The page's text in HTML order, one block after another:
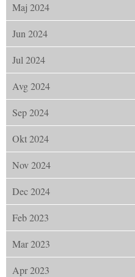
Maj 2024
Jun 2024
Jul 2024
Avg 2024
Sep 2024
Okt 2024
Nov 2024
Dec 2024
Feb 2023
Mar 2023
Apr 2023